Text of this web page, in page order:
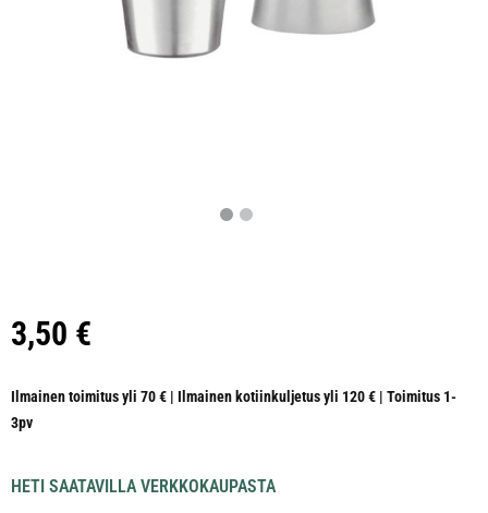
3,50 €
Ilmainen toimitus yli 70 € | Ilmainen kotiinkuljetus yli 120 € | Toimitus 1-
3pv
HETI SAATAVILLA VERKKOKAUPASTA